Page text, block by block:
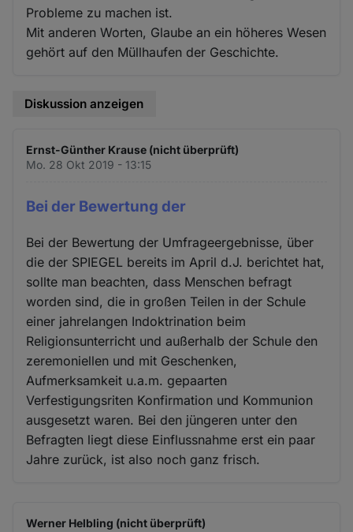
Probleme zu machen ist.
Mit anderen Worten, Glaube an ein höheres Wesen
gehört auf den Müllhaufen der Geschichte.
Diskussion anzeigen
Ernst-Günther Krause (nicht überprüft)
Mo. 28 Okt 2019 - 13:15
Bei der Bewertung der
Bei der Bewertung der Umfrageergebnisse, über
die der SPIEGEL bereits im April d.J. berichtet hat,
sollte man beachten, dass Menschen befragt
worden sind, die in großen Teilen in der Schule
einer jahrelangen Indoktrination beim
Religionsunterricht und außerhalb der Schule den
zeremoniellen und mit Geschenken,
Aufmerksamkeit u.a.m. gepaarten
Verfestigungsriten Konfirmation und Kommunion
ausgesetzt waren. Bei den jüngeren unter den
Befragten liegt diese Einflussnahme erst ein paar
Jahre zurück, ist also noch ganz frisch.
Werner Helbling (nicht überprüft)